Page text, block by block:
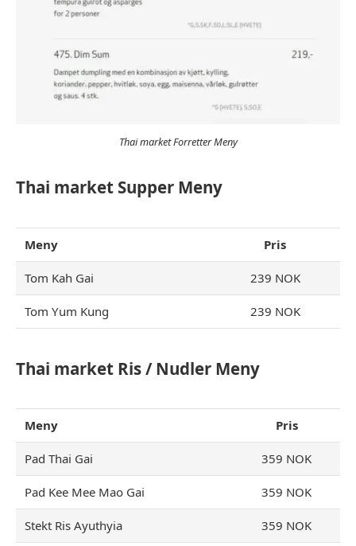
Thai market Forretter Meny
Thai market Supper Meny
Meny Pris
Tom Kah Gai 239 NOK
Tom Yum Kung 239 NOK
Thai market Ris / Nudler Meny
Meny Pris
Pad Thai Gai 359 NOK
Pad Kee Mee Mao Gai 359 NOK
Stekt Ris Ayuthyia 359 NOK